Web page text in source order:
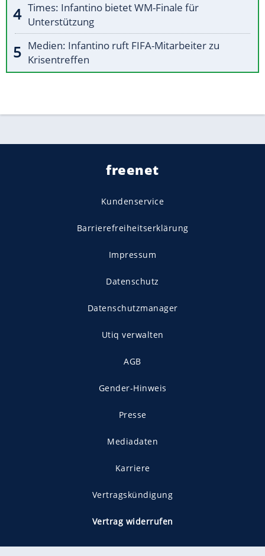
Times: Infantino bietet WM-Finale für
Unterstützung
Medien: Infantino ruft FIFA-Mitarbeiter zu
Krisentreffen
freenet
Kundenservice
Barrierefreiheitserklärung
Impressum
Datenschutz
Datenschutzmanager
Utiq verwalten
AGB
Gender-Hinweis
Presse
Mediadaten
Karriere
Vertragskündigung
Vertrag widerrufen